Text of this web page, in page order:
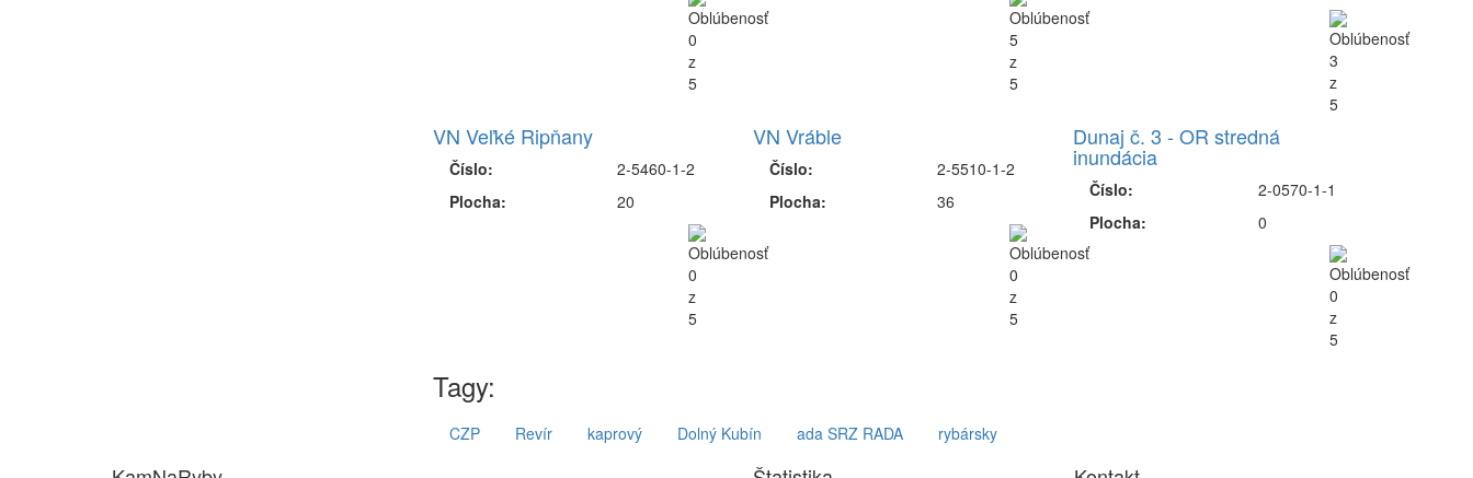
VN Veľké Ripňany
Číslo:
Plocha:
2-5460-1-2
20
VN Vráble
Číslo:
Plocha:
2-5510-1-2
36
Dunaj č. 3 - OR stredná
inundácia
Číslo:
Plocha:
2-0570-1-1
0
Tagy:
CZP Revír kaprový Dolný Kubín ada SRZ RADA rybársky